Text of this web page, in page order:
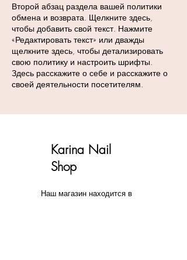
Второй абзац раздела вашей политики
обмена и возврата. Щелкните здесь,
чтобы добавить свой текст. Нажмите
«Редактировать текст» или дважды
щелкните здесь, чтобы детализировать
свою политику и настроить шрифты.
Здесь расскажите о себе и расскажите о
своей деятельности посетителям.
Karina Nail
Shop
Наш магазин находится в